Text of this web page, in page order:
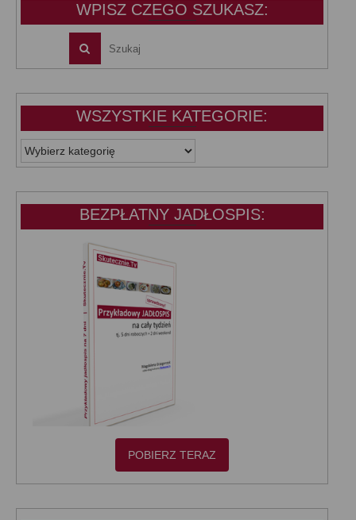
WPISZ CZEGO SZUKASZ:
WSZYSTKIE KATEGORIE:
WSZYSTKIE
KATEGORIE:
BEZPŁATNY JADŁOSPIS:
POBIERZ TERAZ